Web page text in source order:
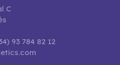
C
93 784 82 12